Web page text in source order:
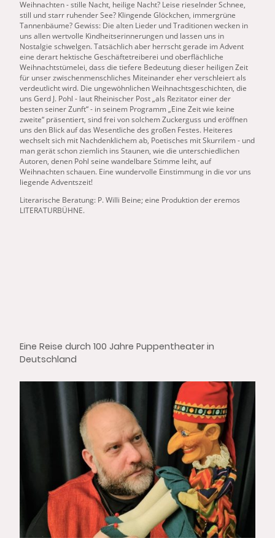
Weihnachten - stille Nacht, heilige Nacht? Leise rieselnder Schnee,
still und starr ruhender See? Klingende Glöckchen, immergrüne
Tannenbäume? Gewiss: Die alten Lieder und Traditionen wecken in
uns allen wertvolle Kindheitserinnerungen und lassen uns in
Nostalgie schwelgen. Tatsächlich aber herrscht gerade im Advent
eine derart hektische Geschäftetreiberei und oberflächliche
Weihnachtstümelei, dass die tiefere Bedeutung dieser heiligenZeit
für unser zwischenmenschliches Miteinander eher verschleiert als
verdeutlicht wird. Die ungewöhnlichen Weihnachtsgeschichten, die
uns Gerd J. Pohl - laut Rheinischer Post „als Rezitatoreiner der
besten seiner Zunft“ - in seinem Programm „Eine Zeitwie keine
zweite“ präsentiert, sind frei von solchem Zuckerguss und eröffnen
uns den Blick auf das Wesentliche des großen Festes. Heiteres
wechselt sich mit Nachdenklichem ab, Poetisches mit Skurrilem - und
man gerät schon ziemlich ins Staunen, wie die unterschiedlichen
Autoren, denen Pohl seine wandelbare Stimme leiht, auf
Weihnachten schauen. Eine wundervolle Einstimmung in die vor uns
liegende Adventszeit!
Literarische Beratung: P. Willi Beine;eine Produktion der eremos
LITERATURBÜHNE.
Eine Reise durch 100 Jahre Puppentheater in
Deutschland